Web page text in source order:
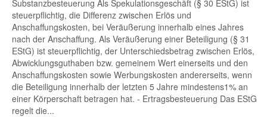
Substanzbesteuerung Als Spekulationsgeschäft (§ 30 EStG) ist
steuerpflichtig, die Differenz zwischen Erlös und
Anschaffungskosten, bei Veräußerung innerhalb eines Jahres
nach der Anschaffung. Als Veräußerung einer Beteiligung (§ 31
EStG) ist steuerpflichtig, der Unterschiedsbetrag zwischen Erlös,
Abwicklungsguthaben bzw. gemeinem Wert einerseits und den
Anschaffungskosten sowie Werbungskosten andererseits, wenn
die Beteiligung innerhalb der letzten 5 Jahre mindestens1% an
einer Körperschaft betragen hat. - Ertragsbesteuerung Das EStG
regelt die...